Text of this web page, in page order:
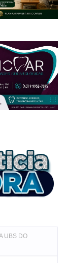
UBS DO